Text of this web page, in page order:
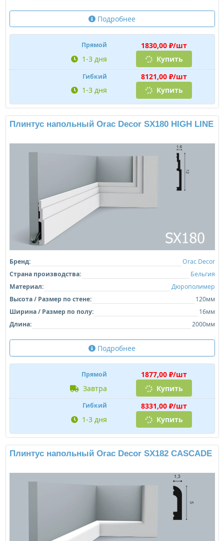
Подробнее
Прямой
1830,00 ₽/шт
1-3 дня
Купить
Гибкий
8121,00 ₽/шт
1-3 дня
Купить
Плинтус напольный Orac Decor SX180 HIGH LINE
Бренд:
Orac Decor
Страна производства:
Бельгия
Материал:
Дюрополимер
Высота / Размер по стене:
120мм
Ширина / Размер по полу:
16мм
Длина:
2000мм
Подробнее
Прямой
1877,00 ₽/шт
завтра
Купить
Гибкий
8331,00 ₽/шт
1-3 дня
Купить
Плинтус напольный Orac Decor SX182 CASCADE